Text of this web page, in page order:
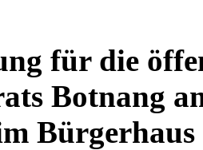
für die
Botnang